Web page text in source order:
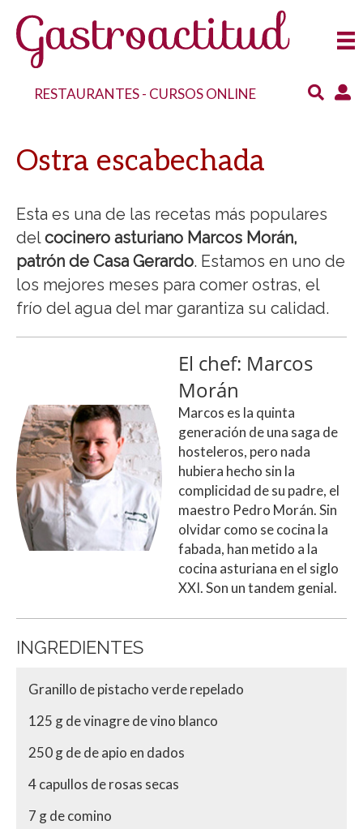
RESTAURANTES- CURSOS ONLINE
Ostra escabechada
Esta es una de las recetas más populares
delcocinero asturiano Marcos Morán,
patrón de Casa Gerardo. Estamos en uno de
los mejores meses para comer ostras, el
frío del agua del mar garantiza su calidad.
El chef: Marcos
Morán
Marcos es la quinta
generación de una saga de
hosteleros, pero nada
hubiera hecho sin la
complicidad de su padre, el
maestro Pedro Morán. Sin
olvidar como se cocina la
fabada, han metido a la
cocina asturiana en el siglo
XXI. Son un tandem genial.
INGREDIENTES
Granillo de pistacho verde repelado
125 g de vinagre de vino blanco
250 g de de apio en dados
4 capullos de rosas secas
7 g de comino